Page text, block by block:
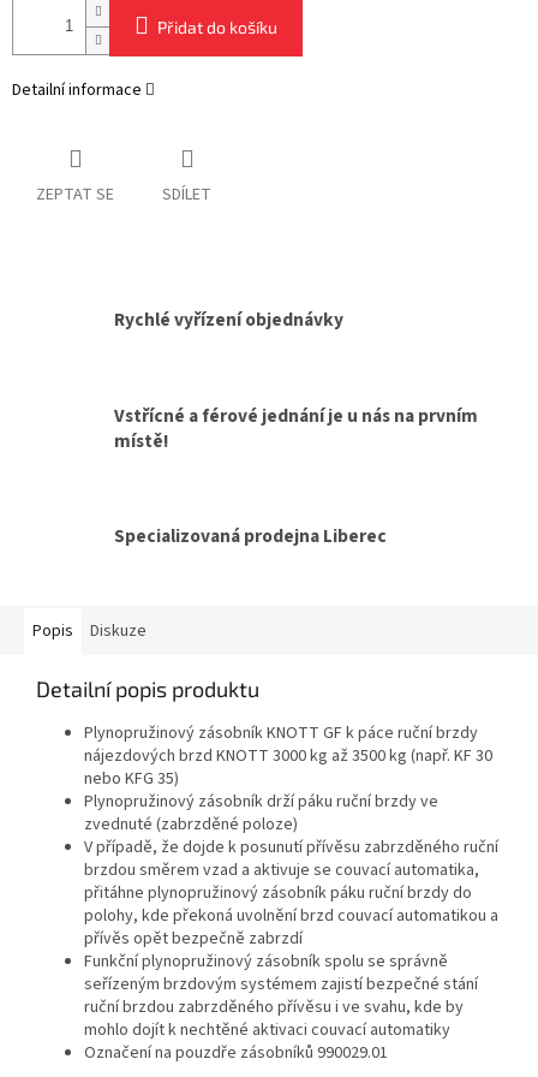
Přidat do košíku
Detailní informace
ZEPTAT SE SDÍLET
Rychlé vyřízení objednávky
Vstřícné a férové jednání je u nás na prvním
místě!
Specializovaná prodejna Liberec
Popis Diskuze
Detailní popis produktu
Plynopružinový zásobník KNOTT GF k páce ruční brzdy
nájezdových brzd KNOTT 3000 kg až 3500 kg (např. KF 30
nebo KFG 35)
Plynopružinový zásobník drží páku ruční brzdy ve
zvednuté (zabrzděné poloze)
V případě, že dojde k posunutí přívěsu zabrzděného ruční
brzdou směrem vzad a aktivuje se couvací automatika,
přitáhne plynopružinový zásobník páku ruční brzdy do
polohy, kde překoná uvolnění brzd couvací automatikou a
přívěs opět bezpečně zabrzdí
Funkční plynopružinový zásobník spolu se správně
seřízeným brzdovým systémem zajistí bezpečné stání
ruční brzdou zabrzděného přívěsu i ve svahu, kde by
mohlo dojít k nechtěné aktivaci couvací automatiky
Označení na pouzdře zásobníků 990029.01